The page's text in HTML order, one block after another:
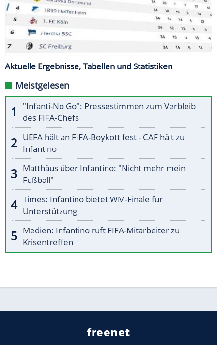
Aktuelle Ergebnisse, Tabellen und Statistiken
Meistgelesen
"Infanti-No Go": Pressestimmen zum Verbleib
des FIFA-Chefs
UEFA hält an FIFA-Boykott fest - CAF hält zu
Infantino
Matthäus über Infantino: "Nicht mehr mein
Fußball"
Times: Infantino bietet WM-Finale für
Unterstützung
Medien: Infantino ruft FIFA-Mitarbeiter zu
Krisentreffen
freenet